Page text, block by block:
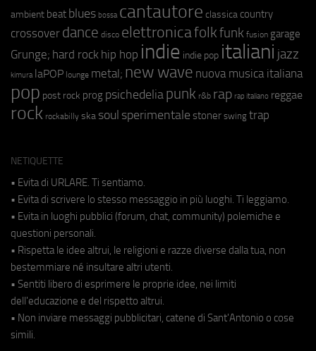
ambient beat blues bossa cantautore classica country
crossover dance disco elettronicafolkfunk fusion garage
Grunge; hard rock hip hop indie indie pop italiani jazz
kimura laPOP lounge metal; new wave nuova musica italiana
pop post rock prog psichedeliapunk r&b rap rap italiano reggae
rock rockabilly ska soul sperimentale stoner swing trap
NETIQUETTE
• Evita di URLARE. Ti sentiamo.
• Evita di scrivere lo stesso messaggio in più luoghi. Ti leggiamo.
• Evita in luoghi pubblici (forum, chat, community) polemiche e
questioni personali.
• Rispetta le idee altrui, le religioni e razze diverse dalla tua, non
bestemmiare né insultare altri utenti.
• Sentiti libero di esprimere le proprie idee, nei limiti
dell'educazione e del rispetto altrui.
• Non inviare messaggi pubblicitari, catene di Sant'Antonio o cose
simili.